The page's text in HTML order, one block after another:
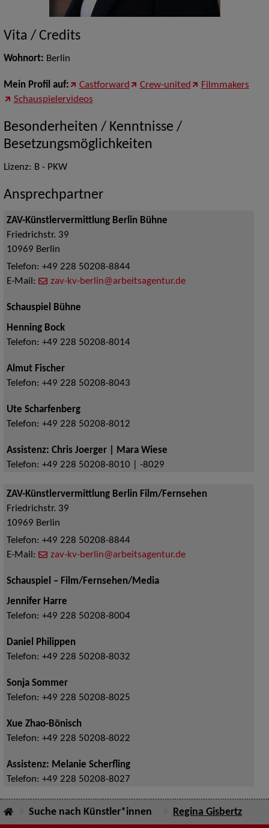
Vita / Credits
Wohnort: Berlin
Mein Profil auf: Castforward Crew-united
Filmmakers
Schauspielervideos
Besonderheiten / Kenntnisse /
Besetzungsmöglichkeiten
Lizenz: B - PKW
Ansprechpartner
ZAV-Künstlervermittlung Berlin Bühne
Friedrichstr. 39
10969 Berlin
Telefon: +49 228 50208-8844
E-Mail:
zav-kv-berlin@arbeitsagentur.de
Schauspiel Bühne
Henning Bock
Telefon: +49 228 50208-8014
Almut Fischer
Telefon: +49 228 50208-8043
Ute Scharfenberg
Telefon: +49 228 50208-8012
Assistenz: Chris Joerger | Mara Wiese
Telefon: +49 228 50208-8010 | -8029
ZAV-Künstlervermittlung Berlin Film/Fernsehen
Friedrichstr. 39
10969 Berlin
Telefon: +49 228 50208-8844
E-Mail:
zav-kv-berlin@arbeitsagentur.de
Schauspiel – Film/Fernsehen/Media
Jennifer Harre
Telefon: +49 228 50208-8004
Daniel Philippen
Telefon: +49 228 50208-8032
Sonja Sommer
Telefon: +49 228 50208-8025
Xue Zhao-Bönisch
Telefon: +49 228 50208-8022
Assistenz: Melanie Scherfling
Telefon: +49 228 50208-8027
Suche nach Künstler*innen Regina Gisbertz